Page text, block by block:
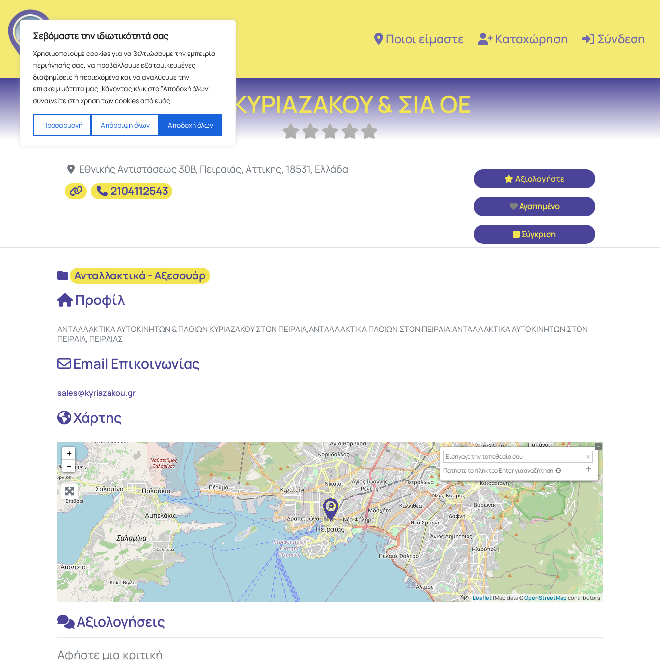
Σεβόμαστε την ιδιωτικότητά σας
Χρησιμοποιούμε cookies για να βελτιώσουμε την εμπειρία
περιήγησής σας, να προβάλλουμε εξατομικευμένες
διαφημίσεις ή περιεχόμενο και να αναλύουμε την
επισκεψιμότητά μας. Κάνοντας κλικ στο "Αποδοχή όλων",
συναινείτε στη χρήση των cookies από εμάς.
Προσαρμογή Απόρριψη όλων Αποδοχή όλων
Ποιοι είμαστε Καταχώρηση Σύνδεση
ΑΙΚ.ΚΥΡΙΑΖΑΚΟΥ & ΣΙΑ ΟΕ
Εθνικής Αντιστάσεως 30Β, Πειραιάς, Αττικης, 18531, Ελλάδα
2104112543
Αξιολογήστε
Αγαπημένο
Σύγκριση
Ανταλλακτικά - Αξεσουάρ
Προφίλ
ΑΝΤΑΛΛΑΚΤΙΚΑ ΑΥΤΟΚΙΝΗΤΩΝ & ΠΛΟΙΩΝ ΚΥΡΙΑΖΑΚΟΥ ΣΤΟΝ ΠΕΙΡΑΙΑ,ΑΝΤΑΛΛΑΚΤΙΚΑ ΠΛΟΙΩΝ ΣΤΟΝ ΠΕΙΡΑΙΑ,ΑΝΤΑΛΛΑΚΤΙΚΑ ΑΥΤΟΚΙΝΗΤΩΝ ΣΤΟΝ
ΠΕΙΡΑΙΑ, ΠΕΙΡΑΙΑΣ
Email Επικοινωνίας
sales@kyriazakou.gr
Χάρτης
+
−
Πατήστε το πλήκτρο Enter για αναζήτηση
Leaflet| Map data ©OpenStreetMapcontributors
Αξιολογήσεις
Αφήστε μια κριτική